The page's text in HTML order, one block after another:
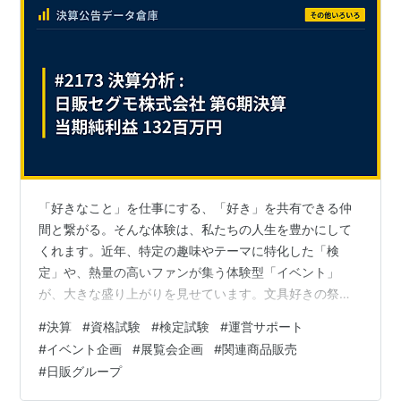
「好きなこと」を仕事にする、「好き」を共有できる仲
間と繋がる。そんな体験は、私たちの人生を豊かにして
くれます。近年、特定の趣味やテーマに特化した「検
定」や、熱量の高いファンが集う体験型「イベント」
が、大きな盛り上がりを見せています。文具好きの祭典
ェス」、猫への愛を試す「ねこ検定」など、これらのユ
ニークな企画を裏側で支え、多くの人々に輝ける“場”を提
供している企業があります。 今回は、出版取次最大手・
日販グループの一員として、検定事業やイベント事業を
#決算 #資格試験 #検定試験 #運営サポート
#イベント企画 #展覧会企画 #関連商品販売
#日販グループ